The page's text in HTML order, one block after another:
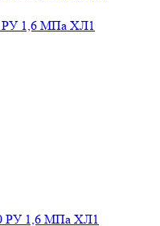
РУ 1,6 МПа ХЛ1